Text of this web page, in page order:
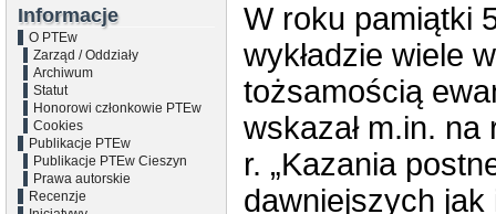
Informacje
O PTEw
Zarząd / Oddziały
Archiwum
Statut
Honorowi członkowie PTEw
Cookies
Publikacje PTEw
Publikacje PTEw Cieszyn
Prawa autorskie
Recenzje
W roku pamiątki
wykładzie wiele
tożsamością
wskazał m.in.
r. „Kazania
dawniejszych jak